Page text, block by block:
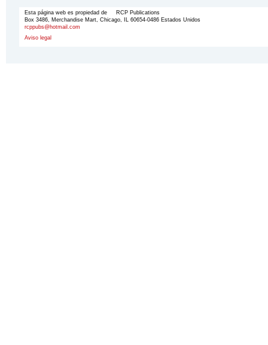
Esta página web es propiedad de RCP Publications
Box 3486, Merchandise Mart, Chicago, IL 60654-0486 Estados Unidos
rcppubs@hotmail.com
Aviso legal